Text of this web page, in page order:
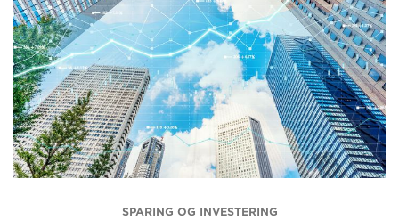
SPARING OG INVESTERING